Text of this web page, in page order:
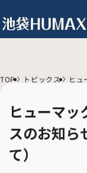
TOP トピックス ヒュ
ヒューマッ
スのお知ら
て）